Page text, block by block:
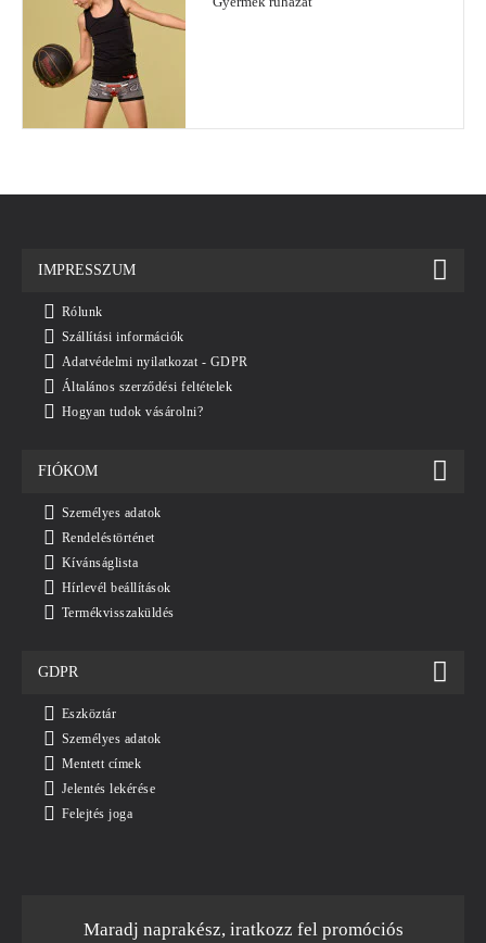
IMPRESSZUM
Rólunk
Szállítási információk
Adatvédelmi nyilatkozat - GDPR
Általános szerződési feltételek
Hogyan tudok vásárolni?
FIÓKOM
Személyes adatok
Rendeléstörténet
Kívánságlista
Hírlevél beállítások
Termékvisszaküldés
GDPR
Eszköztár
Személyes adatok
Mentett címek
Jelentés lekérése
Felejtés joga
Maradj naprakész, iratkozz fel promóciós